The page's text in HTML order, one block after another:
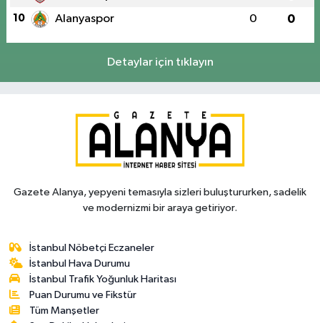
10 Alanyaspor 0 0
Detaylar için tıklayın
Gazete Alanya, yepyeni temasıyla sizleri buluştururken, sadelik
ve modernizmi bir araya getiriyor.
İstanbul Nöbetçi Eczaneler
İstanbul Hava Durumu
İstanbul Trafik Yoğunluk Haritası
Puan Durumu ve Fikstür
Tüm Manşetler